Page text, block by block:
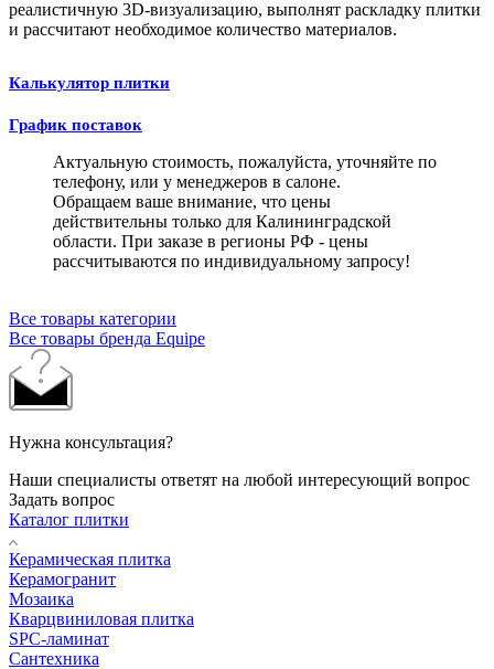
реалистичную 3D-визуализацию, выполнят раскладку плитки
и рассчитают необходимое количество материалов.
Калькулятор плитки
График поставок
Актуальную стоимость, пожалуйста, уточняйте по
телефону, или у менеджеров в салоне.
Обращаем ваше внимание, что цены
действительны только для Калининградской
области. При заказе в регионы РФ - цены
рассчитываются по индивидуальному запросу!
Все товары категории
Все товары бренда Equipe
Нужна консультация?
Наши специалисты ответят на любой интересующий вопрос
Задать вопрос
Каталог плитки
Керамическая плитка
Керамогранит
Мозаика
Кварцвиниловая плитка
SPC-ламинат
Сантехника